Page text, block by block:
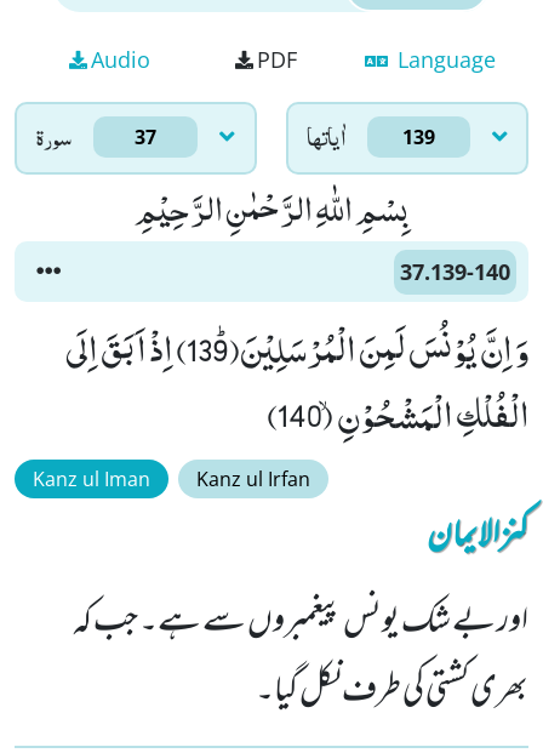
Audio PDF Language
سورۃ 37 اٰياتها 139
بِسْمِ اللّٰهِ الرَّحْمٰنِ الرَّحِیْمِ
37.139-140
وَ اِنَّ یُوْنُسَ لَمِنَ الْمُرْسَلِیْنَﭤ(139) اِذْ اَبَقَ اِلَى
الْفُلْكِ الْمَشْحُوْنِۙ (140)
Kanz ul Iman Kanz ul Irfan
کنزالایمان
اور بے شک یونس پیغمبروں سے ہے۔ جب کہ
بھری کشتی کی طرف نکل گیا۔